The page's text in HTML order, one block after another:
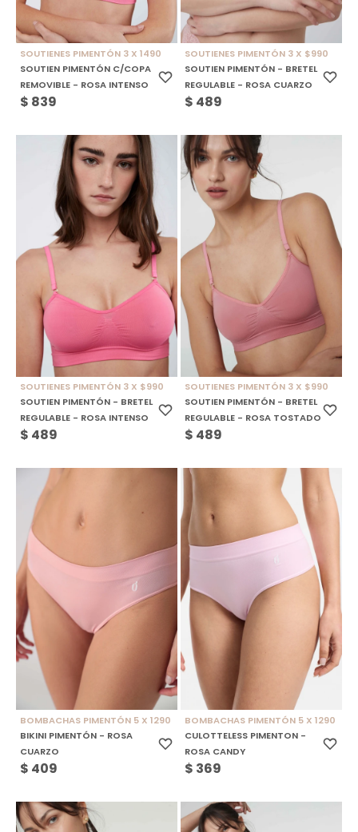
SOUTIENES PIMENTÓN 3 X 1490
SOUTIEN PIMENTÓN C/COPA
REMOVIBLE - ROSA INTENSO
$ 839
SOUTIENES PIMENTÓN 3 X $990
SOUTIEN PIMENTÓN - BRETEL
REGULABLE - ROSA CUARZO
$ 489
SOUTIENES PIMENTÓN 3 X $990
SOUTIEN PIMENTÓN - BRETEL
REGULABLE - ROSA INTENSO
$ 489
SOUTIENES PIMENTÓN 3 X $990
SOUTIEN PIMENTÓN - BRETEL
REGULABLE - ROSA TOSTADO
$ 489
BOMBACHAS PIMENTÓN 5 X 1290
BIKINI PIMENTÓN - ROSA
CUARZO
$ 409
BOMBACHAS PIMENTÓN 5 X 1290
CULOTTELESS PIMENTON -
ROSA CANDY
$ 369